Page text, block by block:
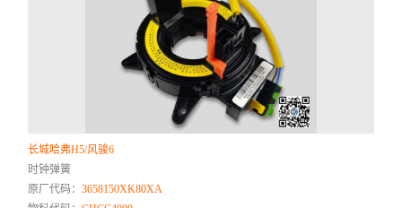
长城哈弗H5/风骏6
时钟弹簧
原厂代码：3658150XK80XA